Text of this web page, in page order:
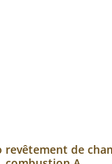
revêtement de